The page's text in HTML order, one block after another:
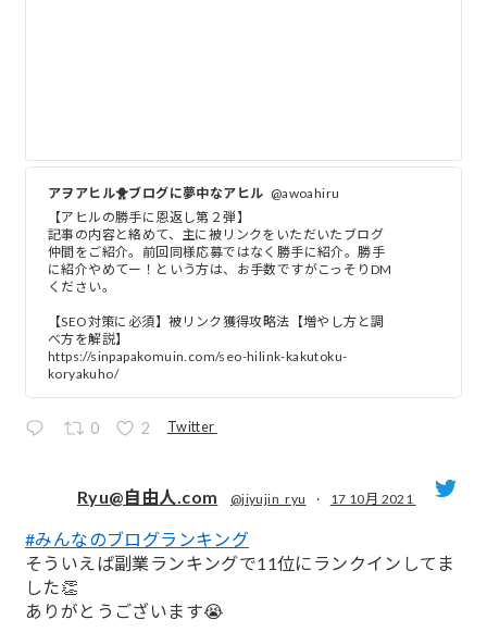
アヲアヒル🐥ブログに夢中なアヒル @awoahiru
【アヒルの勝手に恩返し第２弾】
記事の内容と絡めて、主に被リンクをいただいたブログ
仲間をご紹介。前回同様応募ではなく勝手に紹介。勝手
に紹介やめてー！という方は、お手数ですがこっそりDM
ください。
【SEO対策に必須】被リンク獲得攻略法【増やし方と調
べ方を解説】
https://sinpapakomuin.com/seo-hilink-kakutoku-
koryakuho/
0 2 Twitter
;
Ryu@自由人.com @jiyujin_ryu · 17 10月 2021
#みんなのブログランキング
そういえば副業ランキングで11位にランクインしてま
した👏
ありがとうございます😭